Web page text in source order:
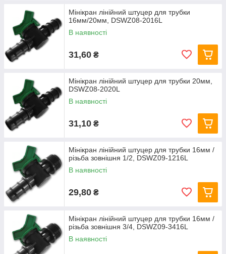
Мінікран лінійний штуцер для трубки
16мм/20мм, DSWZ08-2016L
В наявності
31,60 ₴
Мінікран лінійний штуцер для трубки 20мм,
DSWZ08-2020L
В наявності
31,10 ₴
Мінікран лінійний штуцер для трубки 16мм /
різьба зовнішня 1/2, DSWZ09-1216L
В наявності
29,80 ₴
Мінікран лінійний штуцер для трубки 16мм /
різьба зовнішня 3/4, DSWZ09-3416L
В наявності